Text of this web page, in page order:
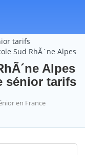
tarifs
Sud RhÃ´ne Alpes
Alpes
sénior tarifs
en France